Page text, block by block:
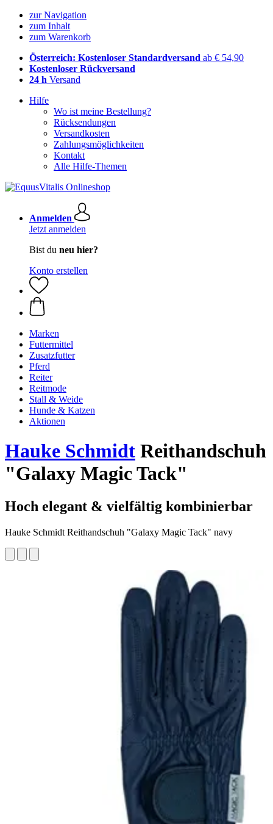
zur Navigation
zum Inhalt
zum Warenkorb
Österreich: Kostenloser Standardversand ab € 54,90
Kostenloser Rückversand
24 h Versand
Hilfe
Wo ist meine Bestellung?
Rücksendungen
Versandkosten
Zahlungsmöglichkeiten
Kontakt
Alle Hilfe-Themen
Anmelden
Jetzt anmelden
Bist du neu hier?
Konto erstellen
Marken
Futtermittel
Zusatzfutter
Pferd
Reiter
Reitmode
Stall & Weide
Hunde & Katzen
Aktionen
Hauke Schmidt Reithandschuh
"Galaxy Magic Tack"
Hoch elegant & vielfältig kombinierbar
Hauke Schmidt Reithandschuh "Galaxy Magic Tack" navy